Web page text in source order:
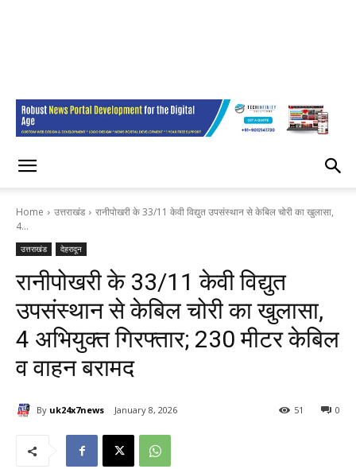
Home उत्तराखंड
रानीपोखरी के 33/11 केवी विद्युत उपसंस्थान से केबिल चोरी का खुलासा,
4...
उत्तराखंड देहरादून
रानीपोखरी के 33/11 केवी विद्युत
उपसंस्थान से केबिल चोरी का खुलासा,
4 अभियुक्त गिरफ्तार; 230 मीटर केबिल
व वाहन बरामद
By uk24x7news January 8, 2026 0
51